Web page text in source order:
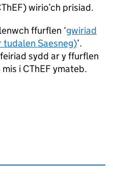
) wirio’ch prisiad.
ffurflen ‘gwiriad
tudalen Saesneg)’.
sydd ar y ffurflen
i CThEF ymateb.